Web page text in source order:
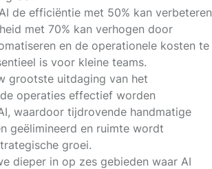
de efficiëntie met 50% kan verbeteren
met 70% kan verhogen door
en de operationele kosten te
is voor kleine teams.
grootste uitdaging van het
operaties effectief worden
waardoor tijdrovende handmatige
geëlimineerd en ruimte wordt
groei.
dieper in op zes gebieden waar AI